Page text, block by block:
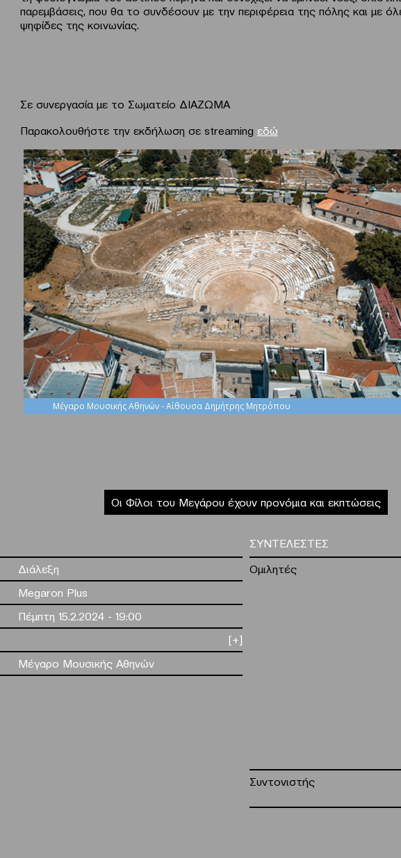
παρεμβάσεις, που θα το συνδέσουν με την περιφέρεια της πόλης και με
ψηφίδες της κοινωνίας.
Σε συνεργασία με το Σωματείο ΔΙΑΖΩΜΑ
Παρακολουθήστε την εκδήλωση σε streaming εδώ
Οι Φίλοι του Μεγάρου έχουν προνόμια και εκπτώσεις
Διάλεξη
Megaron Plus
Πέμπτη 15.2.2024 - 19:00
[+]
Μέγαρο Μουσικής Αθηνών
ΣΥΝΤΕΛΕΣΤΕΣ
Ομιλητές
Συντονιστής